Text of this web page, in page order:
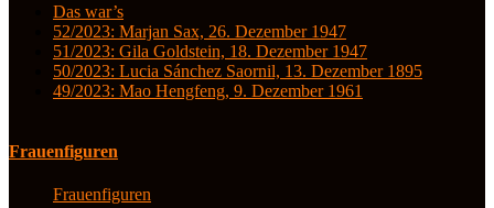
Das war’s
52/2023: Marjan Sax, 26. Dezember 1947
51/2023: Gila Goldstein, 18. Dezember 1947
50/2023: Lucia Sánchez Saornil, 13. Dezember 1895
49/2023: Mao Hengfeng, 9. Dezember 1961
Frauenfiguren
Frauenfiguren